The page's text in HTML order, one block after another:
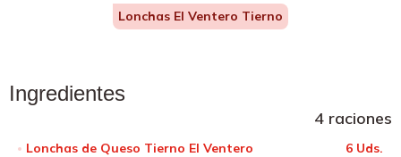
Lonchas El Ventero Tierno
Ingredientes
4 raciones
Lonchas de Queso Tierno El Ventero 6 Uds.